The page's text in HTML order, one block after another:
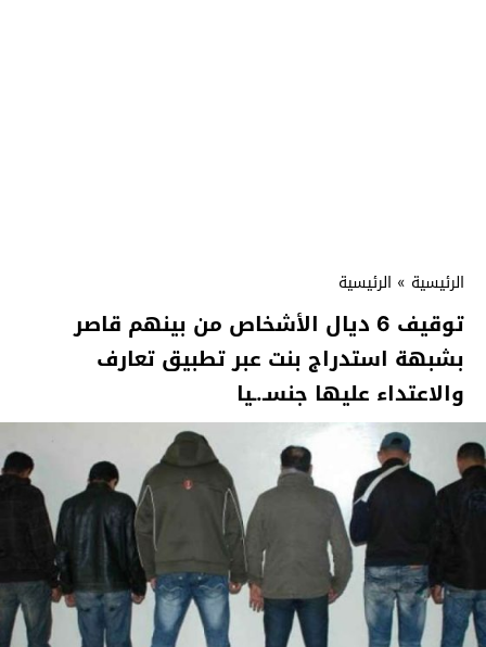
الرئيسية » الرئيسية
توقيف 6 ديال الأشخاص من بينهم قاصر
بشبهة استدراج بنت عبر تطبيق تعارف
والاعتداء عليها جنسـ.ـيا